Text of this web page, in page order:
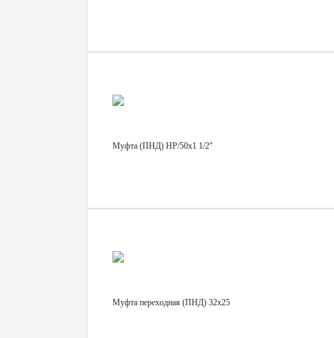
Муфта (ПНД) НР/50х1 1/2"
Муфта переходная (ПНД) 32х25